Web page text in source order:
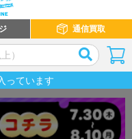
通信買取
っています